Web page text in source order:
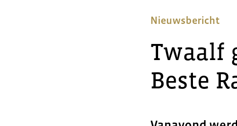
Nieuwsbericht
Twaalf
Beste